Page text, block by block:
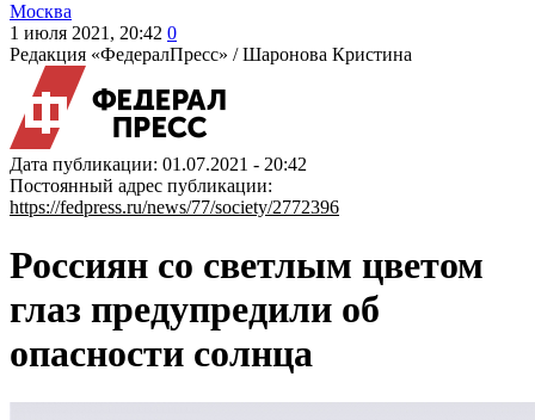
Москва
1 июля 2021, 20:42 0
Редакция «ФедералПресс» /Шаронова Кристина
Дата публикации: 01.07.2021 - 20:42
Постоянный адрес публикации:
https://fedpress.ru/news/77/society/2772396
Россиян со светлым цветом
глаз предупредили об
опасности солнца